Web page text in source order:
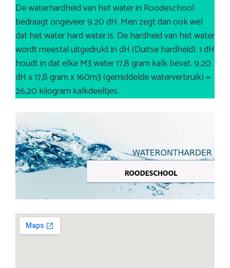
De waterhardheid van het water in Roodeschool
bedraagt ongeveer 9.20 dH. Men zegt dan ook wel
dat het water hard water is. De hardheid van het water
wordt meestal uitgedrukt in dH (Duitse hardheid). 1 dH
houdt in dat elke M3 water 17,8 gram kalk bevat. 9.20
dH x 17,8 gram x 160m3 (gemiddelde waterverbruik) =
26,20 kilogram kalkdeeltjes.